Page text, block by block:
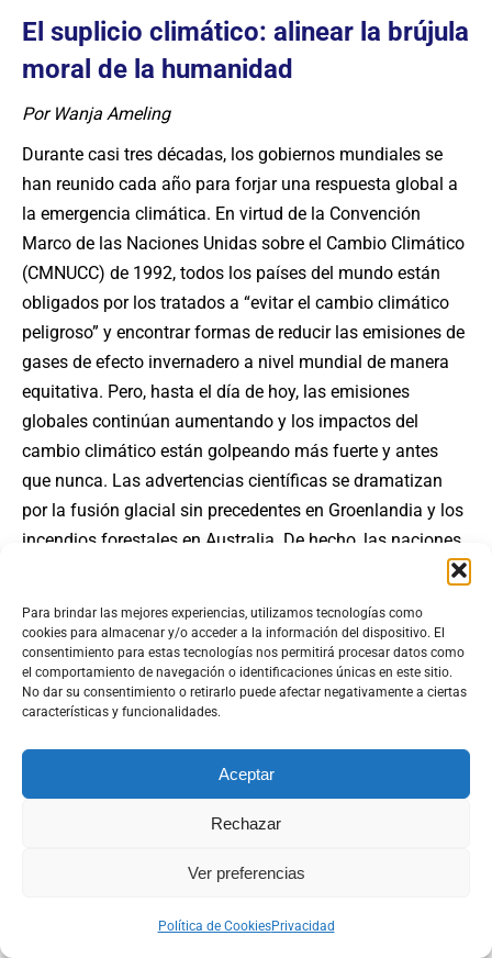
Para brindar las mejores experiencias, utilizamos tecnologías como
cookies para almacenar y/o acceder a la información del dispositivo. El
consentimiento para estas tecnologías nos permitirá procesar datos como
el comportamiento de navegación o identificaciones únicas en este sitio.
No dar su consentimiento o retirarlo puede afectar negativamente a ciertas
características y funcionalidades.
Aceptar
Rechazar
Ver preferencias
Política de CookiesPrivacidad
El suplicio climático: alinear la brújula
moral de la humanidad
Por Wanja Ameling
Durante casi tres décadas, los gobiernos mundiales se
han reunido cada año para forjar una respuesta global a
la emergencia climática. En virtud de la Convención
Marco de las Naciones Unidas sobre el Cambio Climático
(CMNUCC) de 1992, todos los países del mundo están
obligados por los tratados a “evitar el cambio climático
peligroso” y encontrar formas de reducir las emisiones de
gases de efecto invernadero a nivel mundial de manera
equitativa. Pero, hasta el día de hoy, las emisiones
globales continúan aumentando y los impactos del
cambio climático están golpeando más fuerte y antes
que nunca. Las advertencias científicas se dramatizan
por la fusión glacial sin precedentes en Groenlandia y los
incendios forestales en Australia. De hecho, las naciones
de la tierra han logrado muy poco hasta ahora para evitar
¿Qué impide que nuestros funcionarios electos y la
humanidad en su conjunto alteren su camino de aparente
autodestrucción? Si las soluciones son más baratas, la
opinión pública está movilizada y los impactos son
mucho más claros, ¿por qué la acción política no va
La ciencia nos dice una y otra vez que sin un gran
imposible mantener el cambio climático dentro de límites
de las Partes (COP25), que tuvo lugar en Madrid a finales